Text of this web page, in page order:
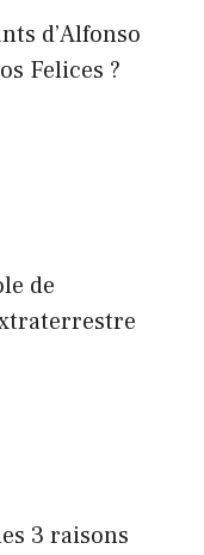
d’Alfonso
Felices ?
de
3 raisons